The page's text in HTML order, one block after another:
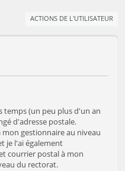
ACTIONS DE L'UTILISATEUR
temps (un peu plus d'un an
d'adresse postale.
mon gestionnaire au niveau
je l'ai également
courrier postal à mon
du rectorat.